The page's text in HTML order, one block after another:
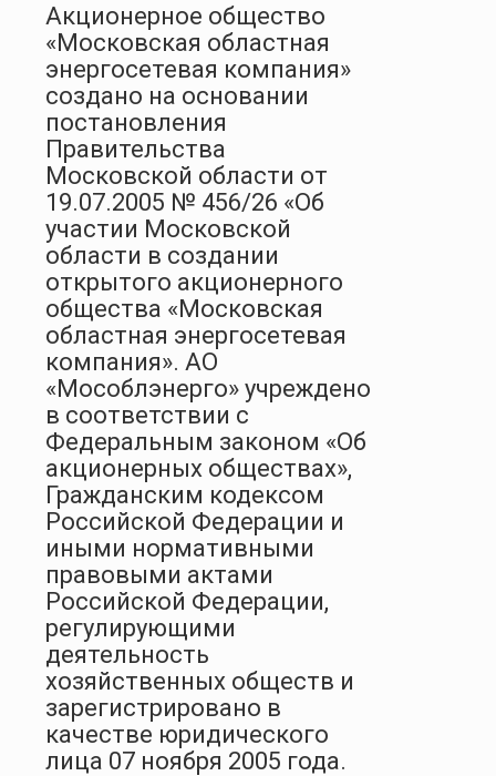
Акционерное общество
«Московская областная
энергосетевая компания»
создано на основании
постановления
Правительства
Московской области от
19.07.2005 № 456/26 «Об
участии Московской
области в создании
открытого акционерного
общества «Московская
областная энергосетевая
компания». АО
«Мособлэнерго» учреждено
в соответствии с
Федеральным законом «Об
акционерных обществах»,
Гражданским кодексом
Российской Федерации и
иными нормативными
правовыми актами
Российской Федерации,
регулирующими
деятельность
хозяйственных обществ и
зарегистрировано в
качестве юридического
лица 07 ноября 2005 года.